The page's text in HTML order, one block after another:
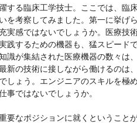
する臨床工学技士。ここでは、臨
を考察してみました。第一に挙げら
実感ではないでしょうか。医療技
践するための機器も、猛スピード
識が集結された医療機器の数々は、
新の技術に接しながら働けるのは、
しょう。エンジニアのスキルを極め
事ではないでしょうか。
要なポジションに就くということ